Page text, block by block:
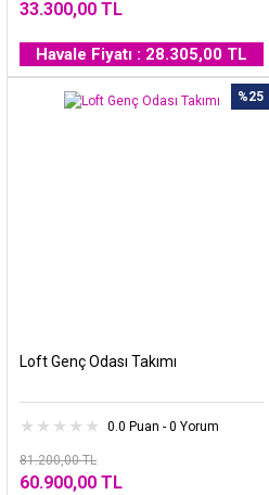
33.300,00 TL
Havale Fiyatı : 28.305,00 TL
%25
Loft Genç Odası Takımı
0.0 Puan - 0 Yorum
81.200,00 TL
60.900,00 TL